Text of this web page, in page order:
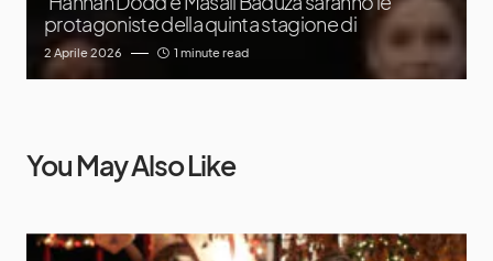
protagoniste della quinta stagione di
2 Aprile 2026 1 minute read
You May Also Like